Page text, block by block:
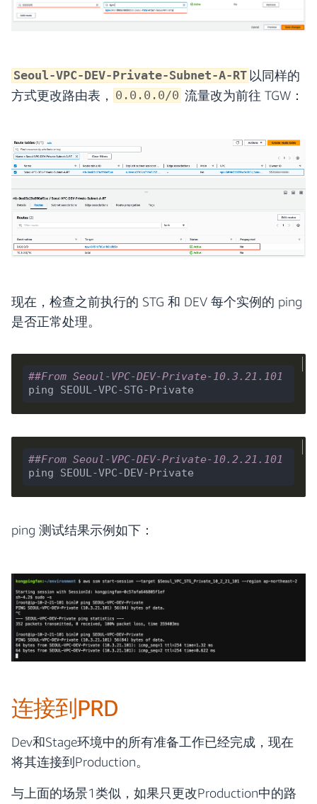
Seoul-VPC-DEV-Private-Subnet-A-RT 以同样的
方式更改路由表， 0.0.0.0/0 流量改为前往 TGW：
现在，检查之前执行的 STG 和 DEV 每个实例的 ping
是否正常处理。
##From Seoul-VPC-DEV-Private-10.3.21.101
##From Seoul-VPC-DEV-Private-10.2.21.101
ping 测试结果示例如下：
连接到PRD
Dev和Stage环境中的所有准备工作已经完成，现在
将其连接到Production。
与上面的场景1类似，如果只更改Production中的路